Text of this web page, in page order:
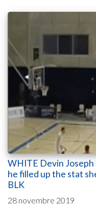
WHITE Devin Joseph
he filled up the stat
BLK
28 novembre 2019